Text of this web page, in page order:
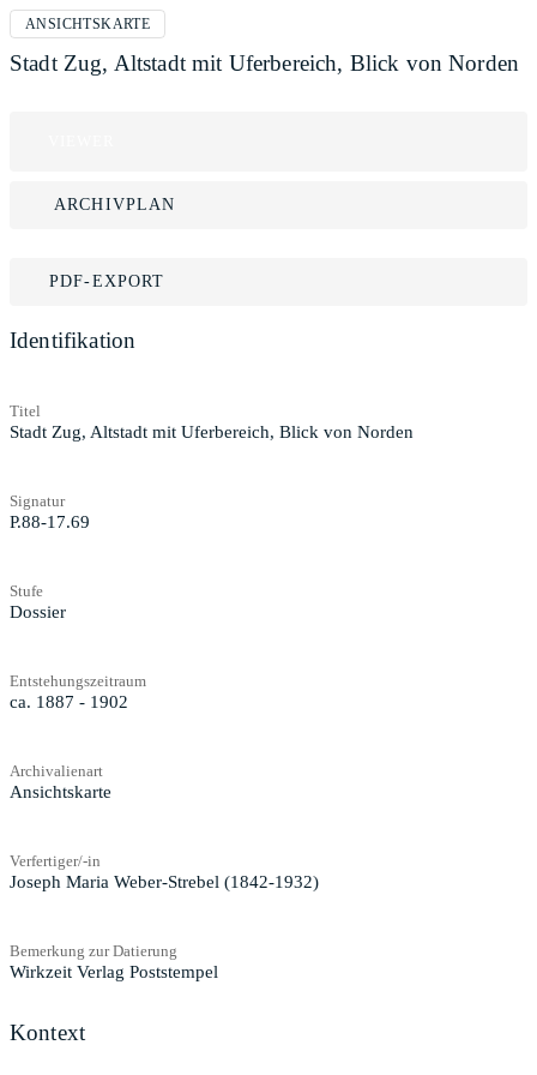
ANSICHTSKARTE
Stadt Zug, Altstadt mit Uferbereich, Blick von Norden
ARCHIVPLAN
PDF-EXPORT
Identifikation
Titel
Stadt Zug, Altstadt mit Uferbereich, Blick von Norden
Signatur
P.88-17.69
Stufe
Dossier
Entstehungszeitraum
ca. 1887 - 1902
Archivalienart
Ansichtskarte
Verfertiger/-in
Joseph Maria Weber-Strebel (1842-1932)
Bemerkung zur Datierung
Wirkzeit Verlag Poststempel
Kontext